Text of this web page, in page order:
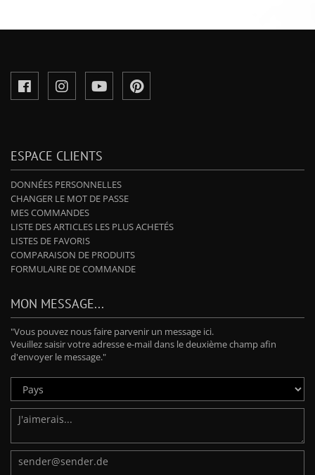
ESPACE CLIENTS
DONNÉES PERSONNELLES
CHANGER LE MOT DE PASSE
MES COMMANDES
LISTE DES ARTICLES LES PLUS ACHETÉS
LISTES DE FAVORIS
COMPARAISON DE PRODUITS
FORMULAIRE DE COMMANDE
MON MESSAGE...
"Vous pouvez nous faire parvenir un message ici.
Veuillez saisir votre adresse e-mail dans le deuxième champ afin
d'envoyer le message."